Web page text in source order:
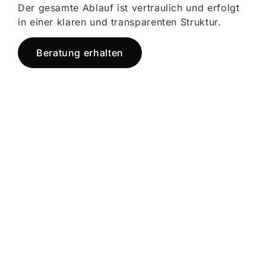
Der gesamte Ablauf ist vertraulich und erfolgt
in einer klaren und transparenten Struktur.
Beratung erhalten